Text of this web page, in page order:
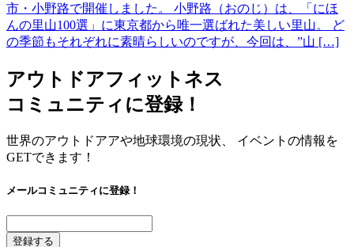
市・小野路で開催しました。 小野路（おのじ）は、「にほ
んの里山100選」に東京都から唯一選ばれた美しい里山。 ど
の季節もそれぞれに素晴らしいのですが、今回は、”山 […]
アウトドアフィットネス
コミュニティに登録！
世界のアウトドアアや地球環境の現状、 イベントの情報を
GETできます！
メールコミュニティに登録！